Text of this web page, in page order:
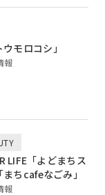
モロコシ」
報
LIFE「よどまちス
ちcafeなごみ」
報